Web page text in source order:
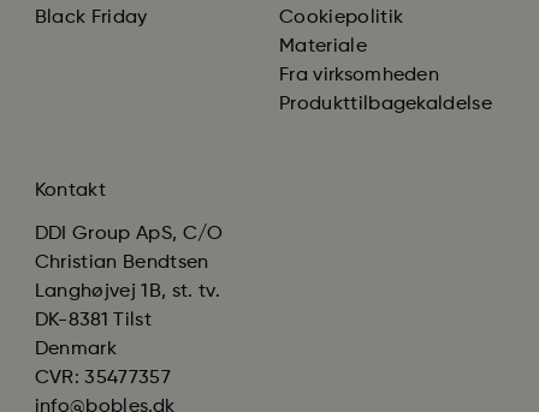
Black Friday
Cookiepolitik
Materiale
Fra virksomheden
Produkttilbagekaldelse
Kontakt
DDI Group ApS, C/O
Christian Bendtsen
Langhøjvej 1B, st. tv.
DK-8381 Tilst
Denmark
CVR: 35477357
info@bobles.dk